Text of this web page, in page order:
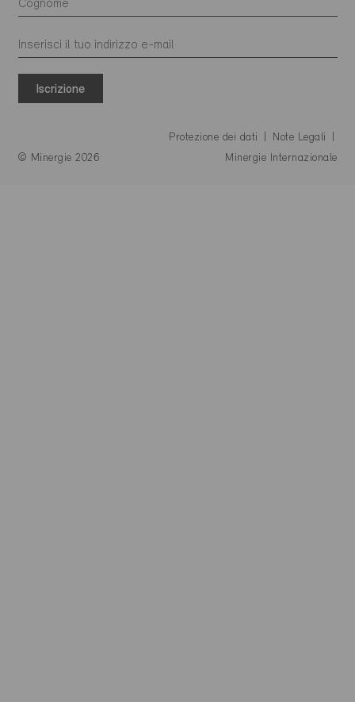
Iscrizione
© Minergie 2026
Protezione dei dati
Note Legali
Minergie Internazionale